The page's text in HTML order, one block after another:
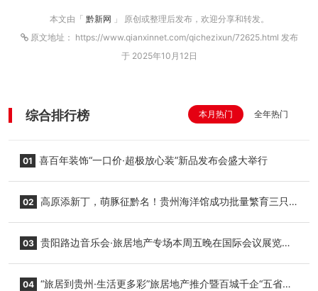
本文由「 黔新网 」 原创或整理后发布，欢迎分享和转发。
原文地址： https://www.qianxinnet.com/qichezixun/72625.html 发布
于 2025年10月12日
综合排行榜 本月热门 全年热门
01 喜百年装饰“一口价·超极放心装”新品发布会盛大举行
02 高原添新丁，萌豚征黔名！贵州海洋馆成功批量繁育三只
03 贵阳路边音乐会·旅居地产专场本周五晚在国际会议展览中
04 “旅居到贵州·生活更多彩”旅居地产推介暨百城千企“五省